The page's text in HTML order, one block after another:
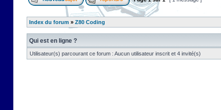
Index du forum » Z80 Coding
Qui est en ligne ?
Utilisateur(s) parcourant ce forum : Aucun utilisateur inscrit et 4 invité(s)